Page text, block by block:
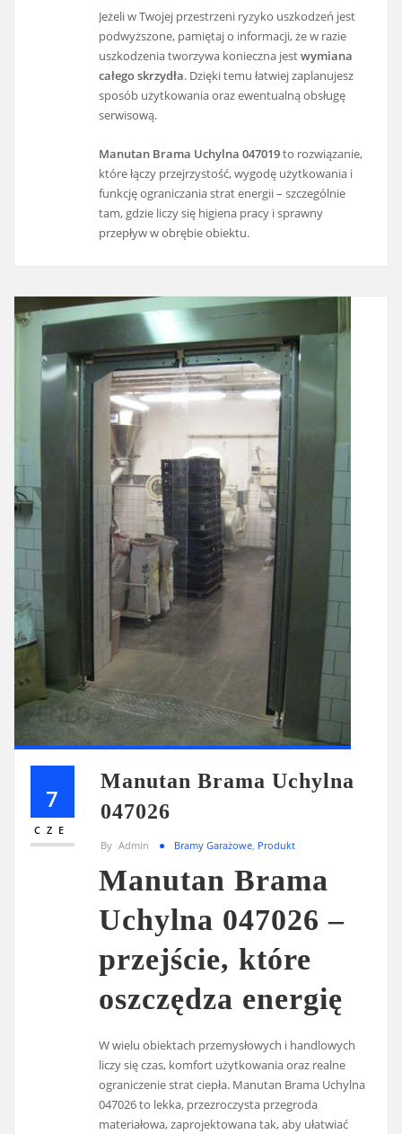
Jeżeli w Twojej przestrzeni ryzyko uszkodzeń jest
podwyższone, pamiętaj o informacji, że w razie
uszkodzenia tworzywa konieczna jestwymiana
całego skrzydła. Dzięki temu łatwiej zaplanujesz
sposób użytkowania oraz ewentualną obsługę
serwisową.
Manutan Brama Uchylna 047019to rozwiązanie,
które łączy przejrzystość, wygodę użytkowania i
funkcję ograniczania strat energii – szczególnie
tam, gdzie liczy się higiena pracy i sprawny
przepływ w obrębie obiektu.
7
CZE
Manutan Brama Uchylna
047026
By Admin Bramy Garażowe Produkt
Manutan Brama
Uchylna 047026 –
przejście, które
oszczędza energię
W wielu obiektach przemysłowych i handlowych
liczy się czas, komfort użytkowania oraz realne
ograniczenie strat ciepła. Manutan Brama Uchylna
047026 to lekka, przezroczysta przegroda
materiałowa, zaprojektowana tak, aby ułatwiać